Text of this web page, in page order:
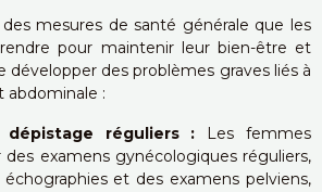
mesures de santé générale que les
pour maintenir leur bien-être et
développer des problèmes graves liés à
abdominale :
dépistage réguliers : Les femmes
des examens gynécologiques réguliers,
et des examens pelviens,